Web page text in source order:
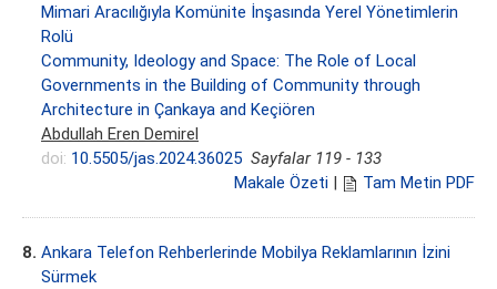
Mimari Aracılığıyla Komünite İnşasında Yerel Yönetimlerin
Rolü
Community, Ideology and Space: The Role of Local
Governments in the Building of Community through
Architecture in Çankaya and Keçiören
Abdullah Eren Demirel
doi: 10.5505/jas.2024.36025 Sayfalar 119 - 133
Makale Özeti | Tam Metin PDF
8. Ankara Telefon Rehberlerinde Mobilya Reklamlarının İzini
Sürmek